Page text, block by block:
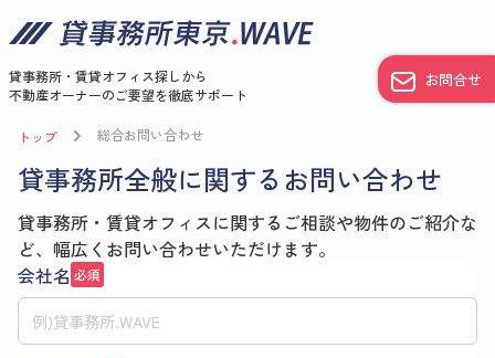
貸事務所・賃貸オフィス探しから
不動産オーナーのご要望を徹底サポート
お問合せ
トップ 総合お問い合わせ
貸事務所全般に関するお問い合わせ
貸事務所・賃貸オフィスに関するご相談や物件のご紹介な
ど、幅広くお問い合わせいただけます。
会社名 必須